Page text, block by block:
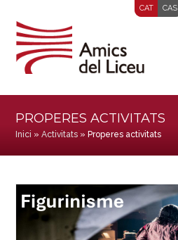
CAT CAS
PROPERES ACTIVITATS
Inici »Activitats » Properes activitats